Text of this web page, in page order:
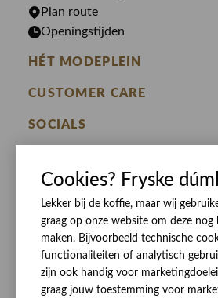
Plan route
Openingstijden
HÉT MODEPLEIN
ZIJ VAN RINSMA
DE HEEREN VAN RINSMA
RINSMA.CONCEPTS
Eten en drinken
Openingstijden
Werken bij RINSMA
CUSTOMER CARE
Veelgestelde vragen
Retourneren & Ruilen
Betaalmethoden
Bezorgen
Contact
Reviews
SOCIALS
Cookies? Fryske
Lekker bij de koffie, maar wij
graag op onze website om deze nog
maken. Bijvoorbeeld technische
functionaliteiten of analytisch
zijn ook handig voor
graag jouw toestemming voor